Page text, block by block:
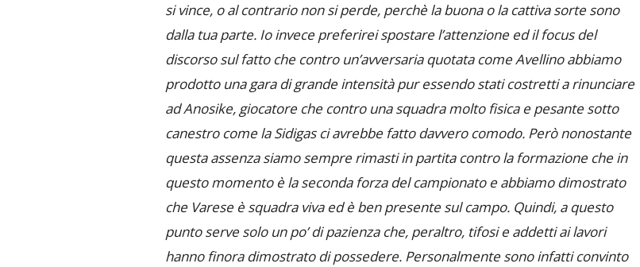
si vince, o al contrario non si perde, perchè la buona o la cattiva sorte sono
dalla tua parte. Io invece preferirei spostare l’attenzione ed il focus del
discorso sul fatto che contro un’avversaria quotata come Avellino abbiamo
prodotto una gara di grande intensità pur essendo stati costretti a rinunciare
ad Anosike, giocatore che contro una squadra molto fisica e pesante sotto
canestro come la Sidigas ci avrebbe fatto davvero comodo. Però nonostante
questa assenza siamo sempre rimasti in partita contro la formazione che in
questo momento è la seconda forza del campionato e abbiamo dimostrato
che Varese è squadra viva ed è ben presente sul campo. Quindi, a questo
punto serve solo un po’ di pazienza che, peraltro, tifosi e addetti ai lavori
hanno finora dimostrato di possedere. Personalmente sono infatti convinto